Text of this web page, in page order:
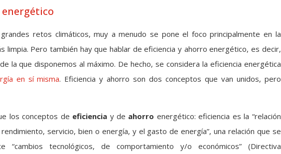
retos climáticos, muy a menudo se pone el foco principalmente en la
limpia. Pero también hay que hablar de eficiencia y ahorro energético, es decir,
la que disponemos al máximo. De hecho, se considera la eficiencia energética
en sí misma. Eficiencia y ahorro son dos conceptos que van unidos, pero
los conceptos de eficiencia y de ahorro energético: eficiencia es la “relación
servicio, bien o energía, y el gasto de energía”, una relación que se
“cambios tecnológicos, de comportamiento y/o económicos” (Directiva